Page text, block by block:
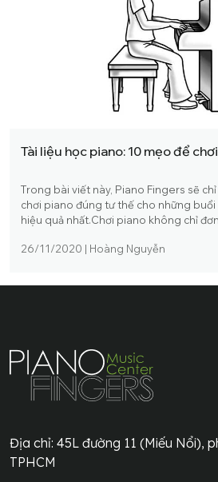
Tài liệu học piano: 10 mẹo để
Trong bài viết này, Piano Fingers sẽ
chơi piano đúng tư thế cho những
hiệu quả nhất.Chơi piano không chỉ
26/11/2020 | Hoàng Nguyễn
Địa chỉ: 45L đường 11 (Miếu Nổi),
TPHCM